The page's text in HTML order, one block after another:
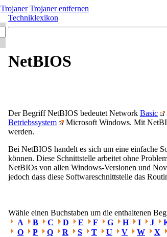
Trojaner Trojaner entfernen
Techniklexikon
NetBIOS
Der Begriff NetBIOS bedeutet Network Basic
Betriebssystem
Microsoft Windows. Mit
werden.
Bei NetBIOS handelt es sich um eine einfache
können. Diese Schnittstelle arbeitet ohne
NetBIOs von allen Windows-Versionen und
jedoch dass diese Softwareschnittstelle das
Wähle einen Buchstaben um die enthaltenen
A
B C D E F G H I J
O
P Q R S T U V W X